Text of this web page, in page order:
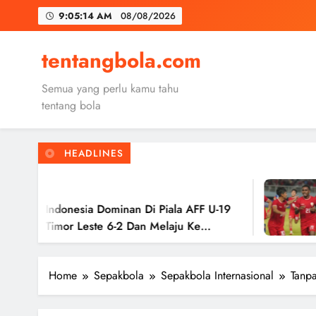
9:05:15 AM 08/08/2026
Malang
Malang
tentangbola.com
Semua yang perlu kamu tahu
tentang bola
HEADLINES
Dominan Di Piala AFF U-19
6-2 Dan Melaju Ke
2 Tahun
Timnas
Hasil
Ke
Home Sepakbola Sepakbola Internasional